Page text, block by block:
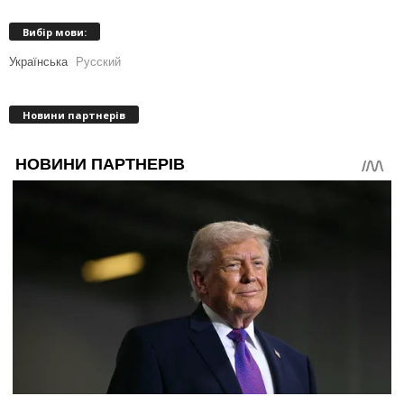
Вибір мови:
Українська Русский
Новини партнерів